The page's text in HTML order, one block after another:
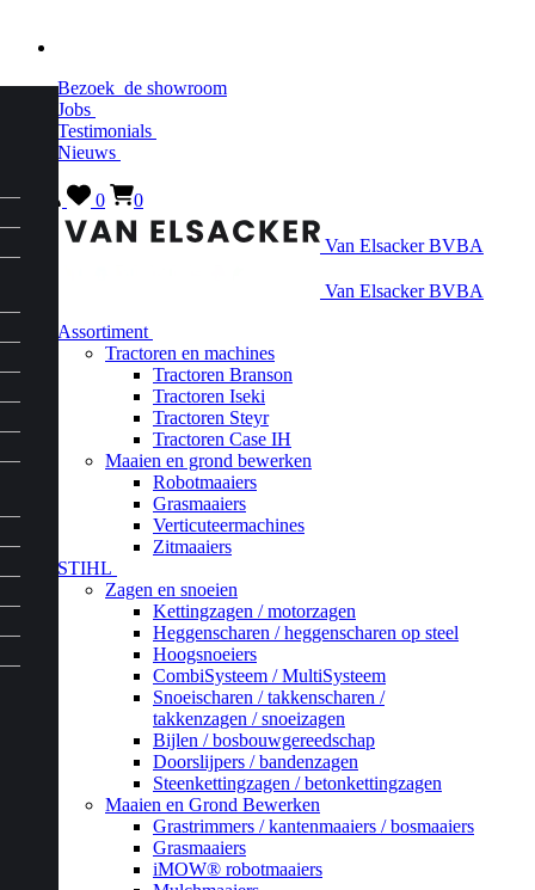
Bezoek de showroom
Jobs
Testimonials
Nieuws
0 0
Van Elsacker BVBA
Van Elsacker BVBA
Assortiment
Tractoren en machines
Tractoren Branson
Tractoren Iseki
Tractoren Steyr
Tractoren Case IH
Maaien en grond bewerken
Robotmaaiers
Grasmaaiers
Verticuteermachines
Zitmaaiers
STIHL
Zagen en snoeien
Kettingzagen / motorzagen
Heggenscharen / heggenscharen op steel
Hoogsnoeiers
CombiSysteem / MultiSysteem
Snoeischaren / takkenscharen /
takkenzagen / snoeizagen
Bijlen / bosbouwgereedschap
Doorslijpers / bandenzagen
Steenkettingzagen / betonkettingzagen
Maaien en Grond Bewerken
Grastrimmers / kantenmaaiers / bosmaaiers
Grasmaaiers
iMOW® robotmaaiers